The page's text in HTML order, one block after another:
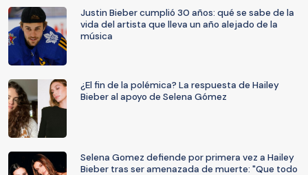
Justin Bieber cumplió 30 años: qué se sabe de la
vida del artista que lleva un año alejado de la
música
¿El fin de la polémica? La respuesta de Hailey
Bieber al apoyo de Selena Gómez
Selena Gomez defiende por primera vez a Hailey
Bieber tras ser amenazada de muerte: "Que todo